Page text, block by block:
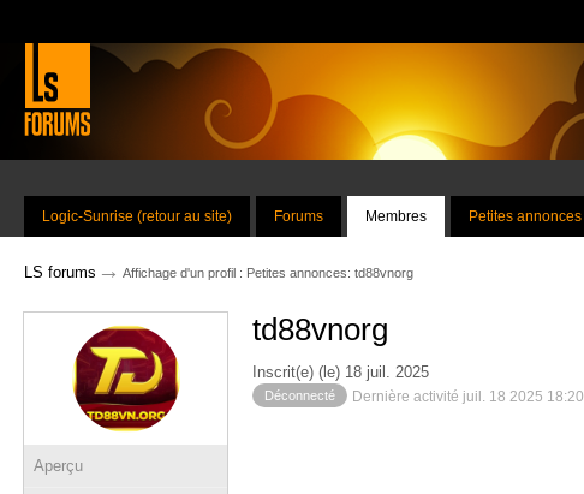
Logic-Sunrise (retour au site) Forums Membres Petites annonces
LS forums → Affichage d'un profil : Petites annonces: td88vnorg
Aperçu
td88vnorg
Inscrit(e) (le) 18 juil. 2025
Déconnecté Dernière activité juil. 18 2025 18:20